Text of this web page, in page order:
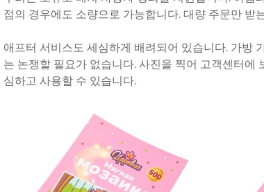
점의 경우에도 소량으로 가능합니다. 대량 주문만 받
애프터 서비스도 세심하게 배려되어 있습니다. 가방
는 논쟁할 필요가 없습니다. 사진을 찍어 고객센터
심하고 사용할 수 있습니다.